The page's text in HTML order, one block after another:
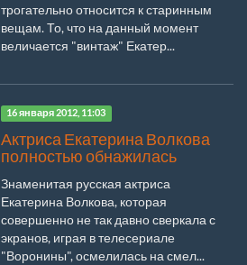
трогательно относится к старинным
вещам. То, что на данный момент
величается "винтаж" Екатер...
16 января 2012, 11:03
Актриса Екатерина Волкова
полностью обнажилась
Знаменитая русская актриса
Екатерина Волкова, которая
совершенно не так давно сверкала с
экранов, играя в телесериале
"Воронины", осмелилась на смел...